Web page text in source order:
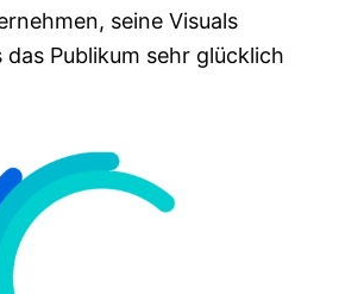
seine Visuals
Publikum sehr glücklich